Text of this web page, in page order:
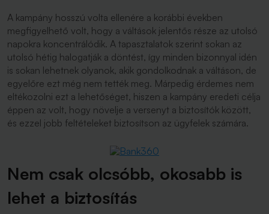
A kampány hosszú volta ellenére a korábbi években
megfigyelhető volt, hogy a váltások jelentős része az utolsó
napokra koncentrálódik. A tapasztalatok szerint sokan az
utolsó hétig halogatják a döntést, így minden bizonnyal idén
is sokan lehetnek olyanok, akik gondolkodnak a váltáson, de
egyelőre ezt még nem tették meg. Márpedig érdemes nem
eltékozolni ezt a lehetőséget, hiszen a kampány eredeti célja
éppen az volt, hogy növelje a versenyt a biztosítók között,
és ezzel jobb feltételeket biztosítson az ügyfelek számára.
Nem csak olcsóbb, okosabb is
lehet a biztosítás